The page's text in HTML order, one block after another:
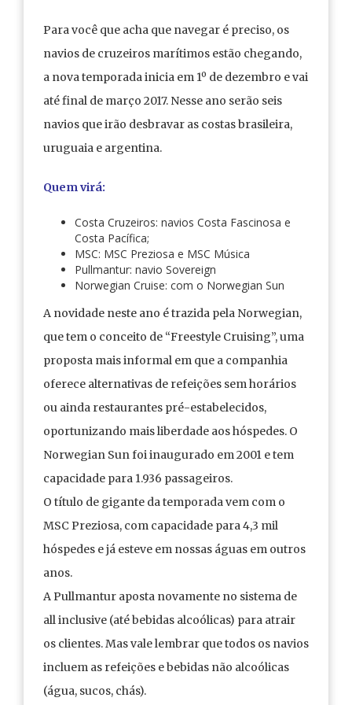
Para você que acha que navegar é preciso, os
navios de cruzeiros marítimos estão chegando,
a nova temporada inicia em 1º de dezembro e vai
até final de março 2017. Nesse ano serão seis
navios que irão desbravar as costas brasileira,
uruguaia e argentina.
Quem virá:
Costa Cruzeiros: navios Costa Fascinosa e
Costa Pacífica;
MSC: MSC Preziosa e MSC Música
Pullmantur: navio Sovereign
Norwegian Cruise: com o Norwegian Sun
A novidade neste ano é trazida pela Norwegian,
que tem o conceito de “Freestyle Cruising”, uma
proposta mais informal em que a companhia
oferece alternativas de refeições sem horários
ou ainda restaurantes pré-estabelecidos,
oportunizando mais liberdade aos hóspedes. O
Norwegian Sun foi inaugurado em 2001 e tem
capacidade para 1.936 passageiros.
O título de gigante da temporada vem com o
MSC Preziosa, com capacidade para 4,3 mil
hóspedes e já esteve em nossas águas em outros
anos.
A Pullmantur aposta novamente no sistema de
all inclusive (até bebidas alcoólicas) para atrair
os clientes. Mas vale lembrar que todos os navios
incluem as refeições e bebidas não alcoólicas
(água, sucos, chás).